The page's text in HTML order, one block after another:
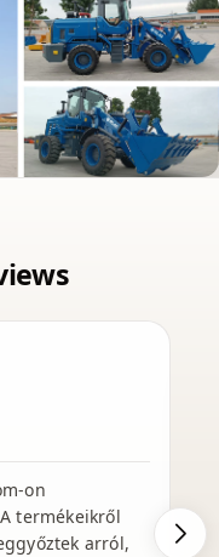
on
termékeikről
arról,